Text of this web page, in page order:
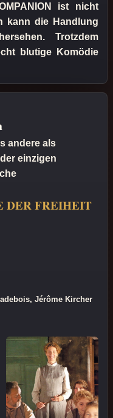
ist nicht
kann die Handlung
Trotzdem
blutige Komödie
andere als
einzigen
DER FREIHEIT
Jérôme Kircher